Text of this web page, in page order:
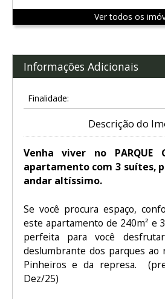
Ver todos os
Informações Adicionais
Finalidade:
Descrição do
Venha viver no PARQUE
apartamento com 3 suítes,
andar altíssimo.
Se você procura espaço,
este apartamento de 240m² e
perfeita para você
deslumbrante dos parques ao
Pinheiros e da represa.
Dez/25)